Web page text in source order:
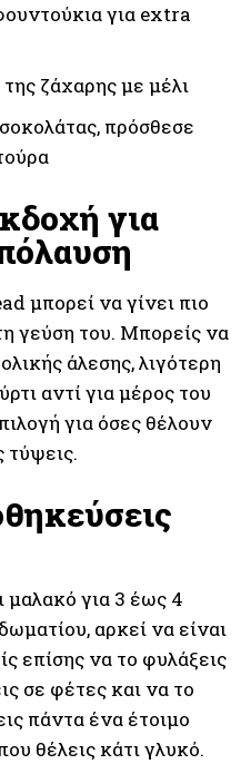
για extra
ζάχαρης με μέλι
πρόσθεσε
για
μπορεί να γίνει πιο
γεύση του. Μπορείς να
άλεσης, λιγότερη
αντί για μέρος του
για όσες θέλουν
τύψεις.
μαλακό για 3 έως 4
αρκεί να είναι
επίσης να το φυλάξεις
σε φέτες και να το
πάντα ένα έτοιμο
θέλεις κάτι γλυκό.